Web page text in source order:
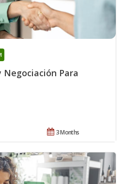
Negociación Para
3 Months